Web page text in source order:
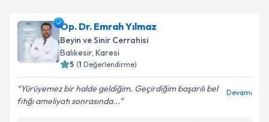
takvim hazırlandığında e-posta ile bilgilendireceğiz.
E-posta Adresiniz
Op. Dr. Emrah Yılmaz
Beyin ve Sinir Cerrahisi
Balıkesir, Karesi
5 (1 Değerlendirme)
Yürüyemez bir halde geldiğim. Geçirdiğim başarılı bel
fıtığı ameliyatı sonrasında...
Devamı